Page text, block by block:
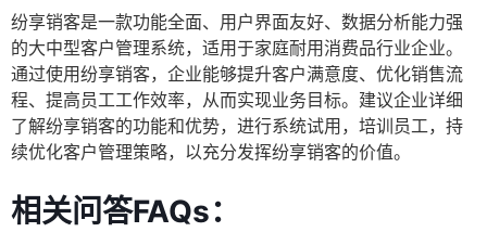
纷享销客是一款功能全面、用户界面友好、数据分析能力强
的大中型客户管理系统，适用于家庭耐用消费品行业企业。
通过使用纷享销客，企业能够提升客户满意度、优化销售流
程、提高员工工作效率，从而实现业务目标。建议企业详细
了解纷享销客的功能和优势，进行系统试用，培训员工，持
续优化客户管理策略，以充分发挥纷享销客的价值。
相关问答FAQs：